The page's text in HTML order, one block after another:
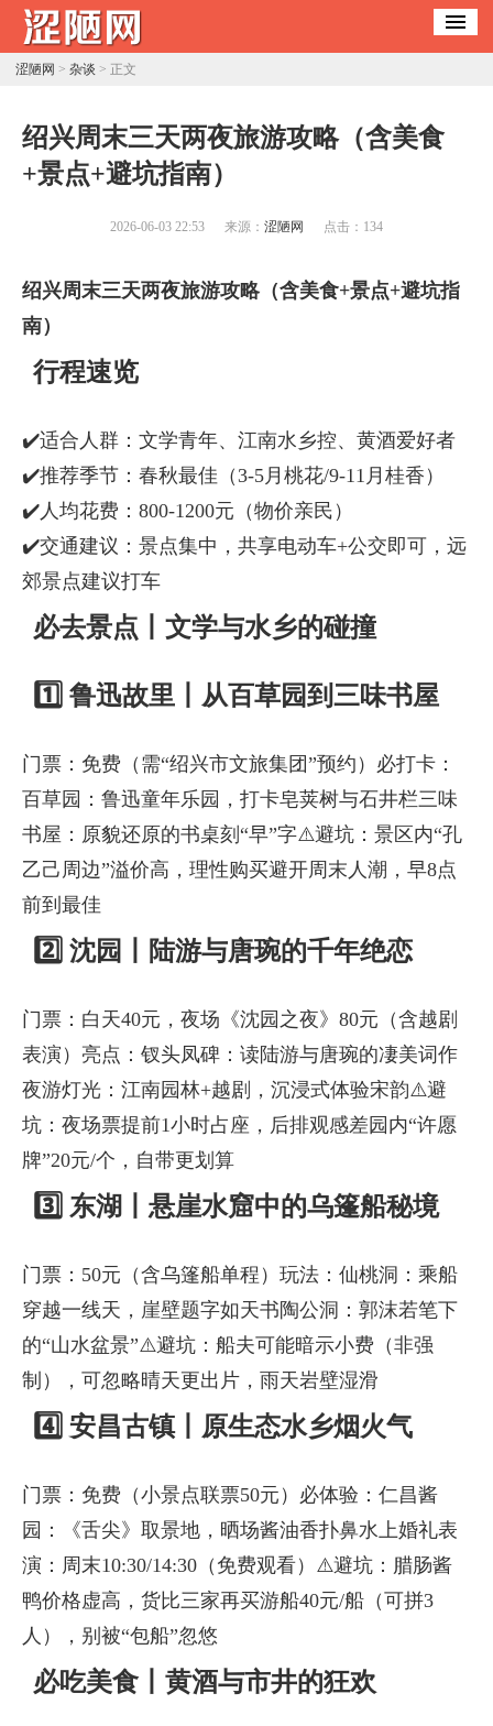
涩陋网 > 杂谈 > 正文
​绍兴周末三天两夜旅游攻略（含美食
+景点+避坑指南）
2026-06-03 22:53 来源： 涩陋网 点击： 134
绍兴周末三天两夜旅游攻略（含美食+景点+避坑指
南）
行程速览
✔️适合人群：文学青年、江南水乡控、黄酒爱好者
✔️推荐季节：春秋最佳（3-5月桃花/9-11月桂香）
✔️人均花费：800-1200元（物价亲民）
✔️交通建议：景点集中，共享电动车+公交即可，远
郊景点建议打车
必去景点丨文学与水乡的碰撞
1️⃣ 鲁迅故里丨从百草园到三味书屋
门票：免费（需“绍兴市文旅集团”预约）必打卡：
百草园：鲁迅童年乐园，打卡皂荚树与石井栏三味
书屋：原貌还原的书桌刻“早”字⚠️避坑：景区内“孔
乙己周边”溢价高，理性购买避开周末人潮，早8点
前到最佳
2️⃣ 沈园丨陆游与唐琬的千年绝恋
门票：白天40元，夜场《沈园之夜》80元（含越剧
表演）亮点：钗头凤碑：读陆游与唐琬的凄美词作
夜游灯光：江南园林+越剧，沉浸式体验宋韵⚠️避
坑：夜场票提前1小时占座，后排观感差园内“许愿
牌”20元/个，自带更划算
3️⃣ 东湖丨悬崖水窟中的乌篷船秘境
门票：50元（含乌篷船单程）玩法：仙桃洞：乘船
穿越一线天，崖壁题字如天书陶公洞：郭沫若笔下
的“山水盆景”⚠️避坑：船夫可能暗示小费（非强
制），可忽略晴天更出片，雨天岩壁湿滑
4️⃣ 安昌古镇丨原生态水乡烟火气
门票：免费（小景点联票50元）必体验：仁昌酱
园：《舌尖》取景地，晒场酱油香扑鼻水上婚礼表
演：周末10:30/14:30（免费观看）⚠️避坑：腊肠酱
鸭价格虚高，货比三家再买游船40元/船（可拼3
人），别被“包船”忽悠
必吃美食丨黄酒与市井的狂欢